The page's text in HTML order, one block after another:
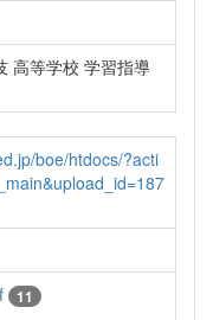
高等学校 学習指導
boe/htdocs/?acti
11